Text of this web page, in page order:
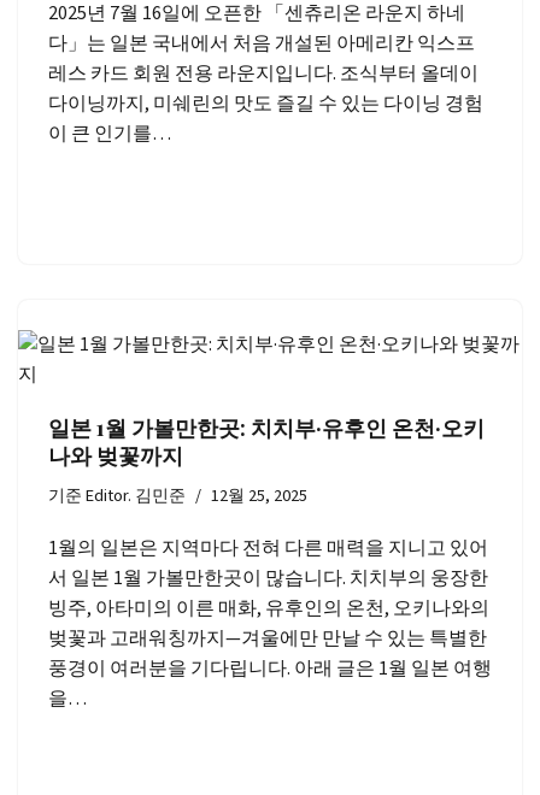
2025년 7월 16일에 오픈한 「센츄리온 라운지 하네
다」는 일본 국내에서 처음 개설된 아메리칸 익스프
레스 카드 회원 전용 라운지입니다. 조식부터 올데이
다이닝까지, 미쉐린의 맛도 즐길 수 있는 다이닝 경험
이 큰 인기를…
일본 1월 가볼만한곳: 치치부·유후인 온천·오키
나와 벚꽃까지
기준Editor. 김민준 12월 25, 2025
1월의 일본은 지역마다 전혀 다른 매력을 지니고 있어
서 일본 1월 가볼만한곳이 많습니다. 치치부의 웅장한
빙주, 아타미의 이른 매화, 유후인의 온천, 오키나와의
벚꽃과 고래워칭까지—겨울에만 만날 수 있는 특별한
풍경이 여러분을 기다립니다. 아래 글은 1월 일본 여행
을…